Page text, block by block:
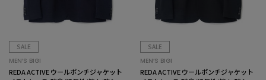
SALE
MEN’S BIGI
REDA ACTIVE ウールポンチジャケット
SALE
MEN’S BIGI
REDA ACTIVE ウールポンチジャケット